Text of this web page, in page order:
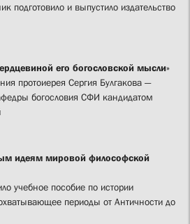
подготовило и выпустило издательство
его богословской мысли»
протоиерея Сергия Булгакова —
богословия СФИ кандидатом
идеям мировой философской
учебное пособие по истории
периоды от Античности до